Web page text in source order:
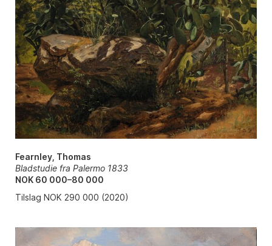
Fearnley, Thomas
Bladstudie fra Palermo 1833
NOK 60 000–80 000
Tilslag NOK 290 000 (2020)